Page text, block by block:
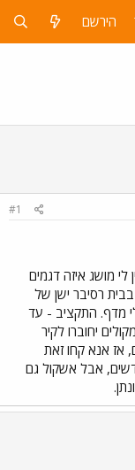
הירשם
#1
לי מושג איזה דגמים
רסיבר ישן של
רמקולי מדף. התקציב - עד
כמו כן, הרמקולים יחוברו לקיר
אז אנא קחו זאת
אבל אשקול גם